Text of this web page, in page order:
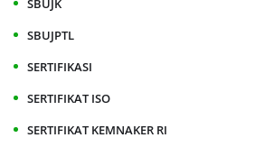
SBUJPTL
SERTIFIKASI
SERTIFIKAT ISO
SERTIFIKAT KEMNAKER RI